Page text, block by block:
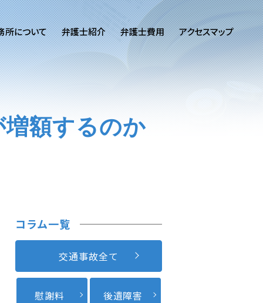
所について 弁護士紹介 弁護士費用 アクセスマップ
額するのか
コラム一覧
交通事故全て
慰謝料 後遺障害